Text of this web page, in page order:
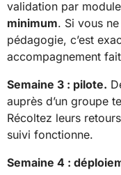
validation par
minimum. Si vous
pédagogie, c’est
accompagnement
Semaine 3 : pilote.
auprès d’un groupe
Récoltez leurs
suivi fonctionne.
Semaine 4 :